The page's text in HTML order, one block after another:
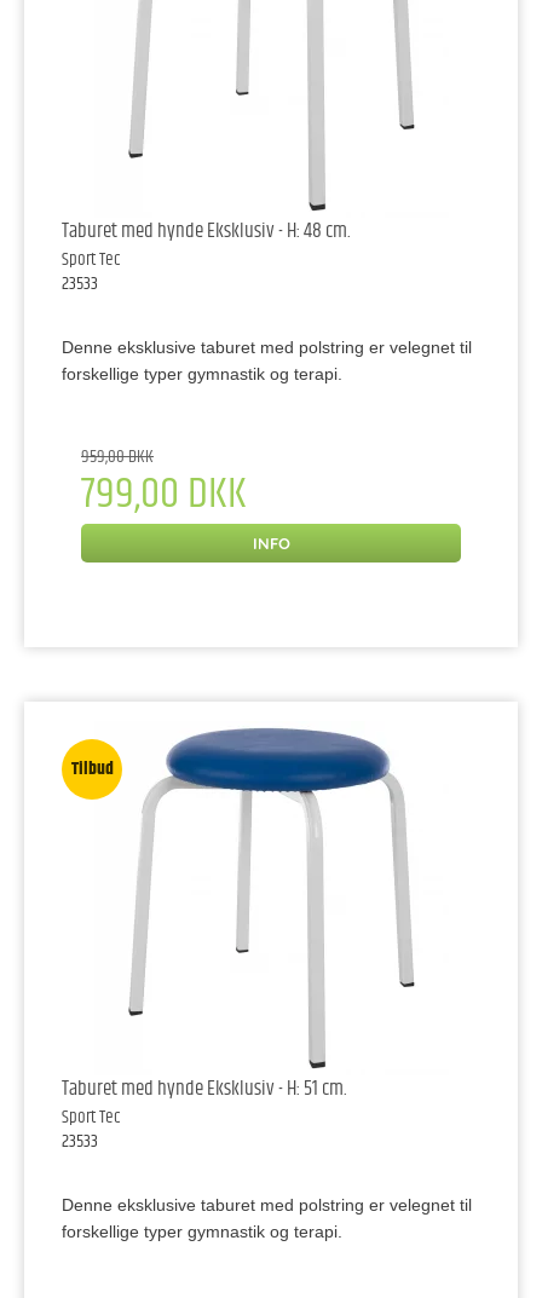
Taburet med hynde Eksklusiv - H: 48 cm.
Sport Tec
23533
Denne eksklusive taburet med polstring er velegnet til
forskellige typer gymnastik og terapi.
959,00 DKK
799,00 DKK
INFO
Tilbud
Taburet med hynde Eksklusiv - H: 51 cm.
Sport Tec
23533
Denne eksklusive taburet med polstring er velegnet til
forskellige typer gymnastik og terapi.